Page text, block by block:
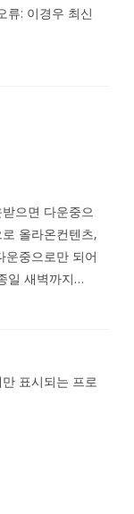
류: 이경우 최신
으면 다운중으
올라온컨텐츠,
운중으로만 되어
일 새벽까지…
표시되는 프로